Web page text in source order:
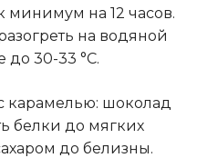
минимум на 12 часов.
на водяной
до 30-33 °С.
карамелью: шоколад
белки до мягких
до белизны.